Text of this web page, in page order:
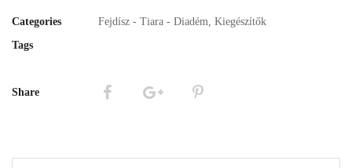
Categories Fejdísz - Tiara - Diadém, Kiegészítők
Tags
Share